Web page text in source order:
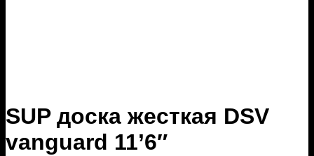
SUP доска жесткая DSV
vanguard 11’6″